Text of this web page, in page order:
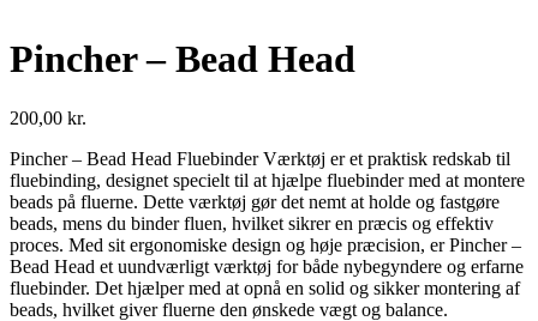
Pincher – Bead Head
200,00 kr.
Pincher – Bead Head Fluebinder Værktøj er et praktisk redskab til
fluebinding, designet specielt til at hjælpe fluebinder med at montere
beads på fluerne. Dette værktøj gør det nemt at holde og fastgøre
beads, mens du binder fluen, hvilket sikrer en præcis og effektiv
proces. Med sit ergonomiske design og høje præcision, er Pincher –
Bead Head et uundværligt værktøj for både nybegyndere og erfarne
fluebinder. Det hjælper med at opnå en solid og sikker montering af
beads, hvilket giver fluerne den ønskede vægt og balance.